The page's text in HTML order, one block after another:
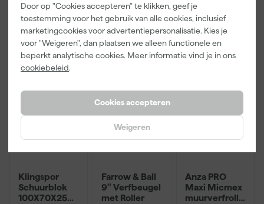
Door op "Cookies accepteren" te klikken, geef je
toestemming voor het gebruik van alle cookies, inclusief
marketingcookies voor advertentiepersonalisatie. Kies je
voor "Weigeren", dan plaatsen we alleen functionele en
beperkt analytische cookies. Meer informatie vind je in ons
cookiebeleid.
Cookies accepteren
Weigeren
3,99
incl. BTW
22,00
incl. BTW
10,99
incl. BTW
Klingspor
Schuurblok
100X70X25m
Farrow & Ball
9" Verfbeugel
met Roller
Anza PRO
Maxi Micmex
muurverfrolle